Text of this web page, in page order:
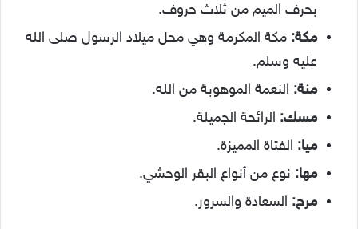
بحرف الميم من ثلاث حروف.
مكة: مكة المكرمة وهي محل ميلاد الرسول صلى الله
عليه وسلم.
منة: النعمة الموهوبة من الله.
مسك: الرائحة الجميلة.
ميا: الفتاة المميزة.
مها: نوع من أنواع البقر الوحشي.
مرح: السعادة والسرور.